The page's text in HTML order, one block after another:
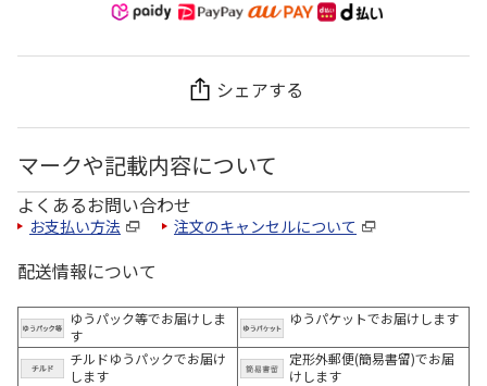
シェアする
マークや記載内容について
よくあるお問い合わせ
お支払い方法 注文のキャンセルについて
配送情報について
ゆうパック等でお届けしま
す
ゆうパケットでお届けします
チルドゆうパックでお届け
します
定形外郵便(簡易書留)でお届
けします